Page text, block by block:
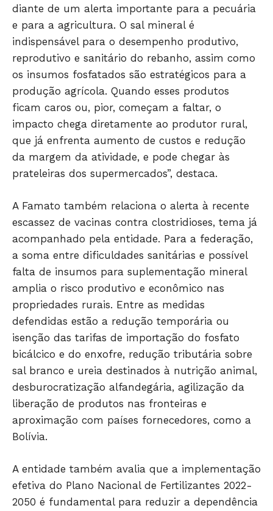
JUNTE-SE NO WHATSAPP
HOME
POLÍTICA
POLÍCIA
ESPORTES
ECONOMIA
GERAL
EDUCAÇÃO
SAÚDE
AGRONOTÍCIAS
ÚLTIMAS NOTÍCIAS
diante de um alerta importante para a pecuária
e para a agricultura. O sal mineral é
indispensável para o desempenho produtivo,
reprodutivo e sanitário do rebanho, assim como
os insumos fosfatados são estratégicos para a
produção agrícola. Quando esses produtos
ficam caros ou, pior, começam a faltar, o
impacto chega diretamente ao produtor rural,
que já enfrenta aumento de custos e redução
da margem da atividade, e pode chegar às
prateleiras dos supermercados”, destaca.
A Famato também relaciona o alerta à recente
escassez de vacinas contra clostridioses, tema já
acompanhado pela entidade. Para a federação,
a soma entre dificuldades sanitárias e possível
falta de insumos para suplementação mineral
amplia o risco produtivo e econômico nas
propriedades rurais. Entre as medidas
defendidas estão a redução temporária ou
isenção das tarifas de importação do fosfato
bicálcico e do enxofre, redução tributária sobre
sal branco e ureia destinados à nutrição animal,
desburocratização alfandegária, agilização da
liberação de produtos nas fronteiras e
aproximação com países fornecedores, como a
Bolívia.
A entidade também avalia que a implementação
efetiva do Plano Nacional de Fertilizantes 2022-
2050 é fundamental para reduzir a dependência